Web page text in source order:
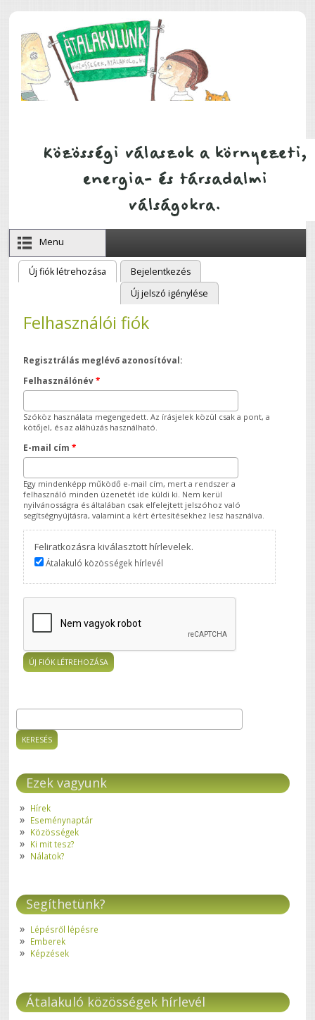
Menu
Elsődleges fülek
Új fiók létrehozása (aktív fül)Bejelentkezés
Új jelszó igénylése
Felhasználói fiók
Regisztrálás meglévő azonosítóval:
Felhasználónév*
Szóköz használata megengedett. Az írásjelek közül csak a pont, a
kötőjel, és az aláhúzás használható.
E-mail cím*
Egy mindenképp működő e-mail cím, mert a rendszer a
felhasználó minden üzenetét ide küldi ki. Nem kerül
nyilvánosságra és általában csak elfelejtett jelszóhoz való
segítségnyújtásra, valamint a kért értesítésekhez lesz használva.
Feliratkozásra kiválasztott hírlevelek.
Átalakuló közösségek hírlevél
Keresés űrlap
Ezek vagyunk
Hírek
Eseménynaptár
Közösségek
Ki mit tesz?
Nálatok?
Segíthetünk?
Lépésről lépésre
Emberek
Képzések
Átalakuló közösségek hírlevél